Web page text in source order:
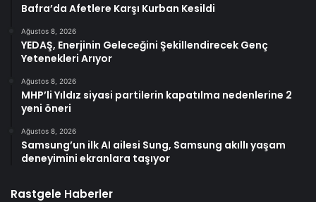
Bafra’da Afetlere Karşı Kurban Kesildi
Ağustos 8, 2026
YEDAŞ, Enerjinin Geleceğini Şekillendirecek Genç
Yetenekleri Arıyor
Ağustos 8, 2026
MHP’li Yıldız siyasi partilerin kapatılma nedenlerine 2
yeni öneri
Ağustos 8, 2026
Samsung’un ilk AI ailesi Sung, Samsung akıllı yaşam
deneyimini ekranlara taşıyor
Rastgele Haberler